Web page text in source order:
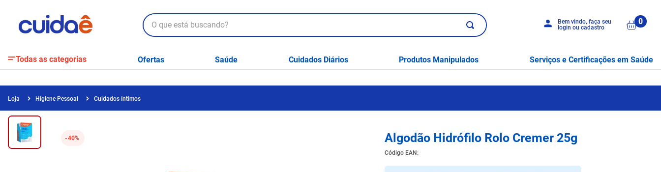
O que está buscando?
Bem vindo, faça seu
login ou cadastro
0
Todas as categorias Ofertas Saúde Cuidados Diários Produtos Manipulados Serviços e Certificações em Saúde
Higiene Pessoal Cuidados íntimos
40% Algodão Hidrófilo Rolo Cremer 25g
Código EAN :